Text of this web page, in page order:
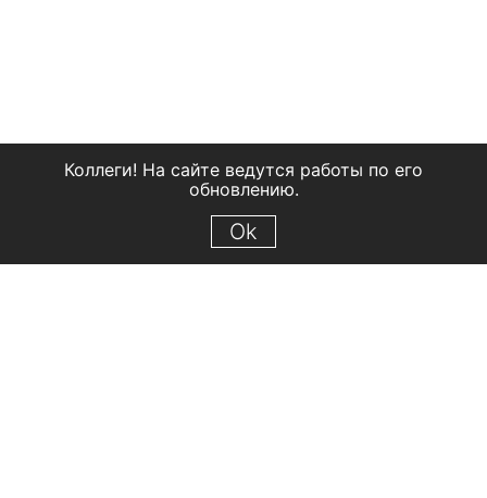
Коллеги! На сайте ведутся работы по его
обновлению.
Ok